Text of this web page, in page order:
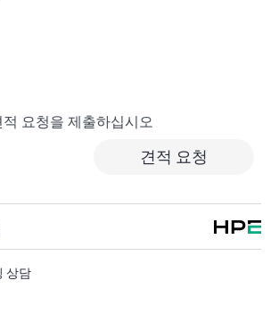
비스에서는 지정된 기간 내에 고객이
제품 또는 부품은 신제품이거나 신제
품을 위한 소프트웨어 제품의 경우 원
프트웨어 업데이트 및 패치에 대한 액
다. 고객은 소프트웨어 및 참조 설명서
요청을 제출하십시오
견적 요청
상담